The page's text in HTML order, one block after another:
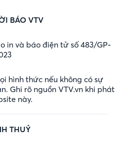
BÁO VTV
in và báo điện tử số 483/GP-
hình thức nếu không có sự
Ghi rõ nguồn VTV.vn khi phát
này.
THUỶ